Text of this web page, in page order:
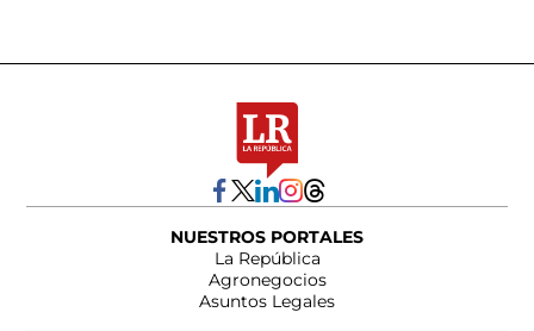
NUESTROS PORTALES
La República
Agronegocios
Asuntos Legales